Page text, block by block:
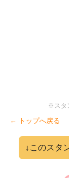
※スタ
← トップへ戻る
↓このスタ